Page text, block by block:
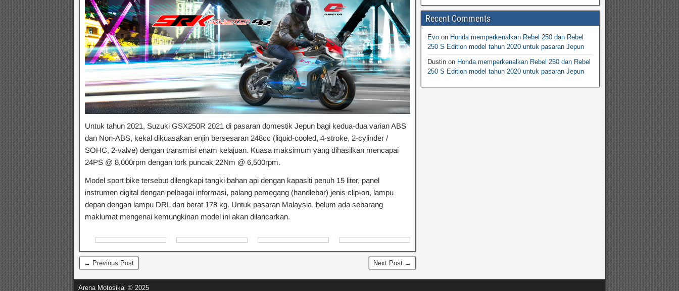
Untuk tahun 2021, Suzuki GSX250R 2021 di pasaran domestik Jepun bagi kedua-dua varian ABS
dan Non-ABS, kekal dikuasakan enjin bersesaran 248cc (liquid-cooled, 4-stroke, 2-cylinder /
SOHC, 2-valve) dengan transmisi enam kelajuan. Kuasa maksimum yang dihasilkan mencapai
24PS @ 8,000rpm dengan tork puncak 22Nm @ 6,500rpm.
Model sport bike tersebut dilengkapi tangki bahan api dengan kapasiti penuh 15 liter, panel
instrumen digital dengan pelbagai informasi, palang pemegang (handlebar) jenis clip-on, lampu
depan dengan lampu DRL dan berat 178 kg. Untuk pasaran Malaysia, belum ada sebarang
maklumat mengenai kemungkinan model ini akan dilancarkan.
← Previous Post Next Post →
Recent Comments
Evo on Honda memperkenalkan Rebel 250 dan Rebel
250 S Edition model tahun 2020 untuk pasaran Jepun
Dustin on Honda memperkenalkan Rebel 250 dan Rebel
250 S Edition model tahun 2020 untuk pasaran Jepun
Arena Motosikal © 2025